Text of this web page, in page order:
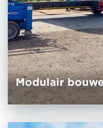
Modulair